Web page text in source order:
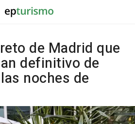
de Madrid que
definitivo de
noches de